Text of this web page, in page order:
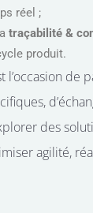
réel ;
la traçabilité &
produit.
l’occasion de
des
agilité,